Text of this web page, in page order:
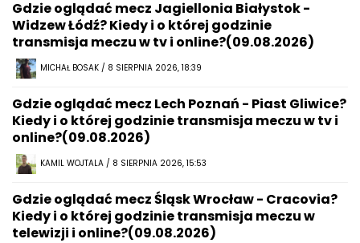
Gdzie oglądać mecz Jagiellonia Białystok -
Widzew Łódź? Kiedy i o której godzinie
transmisja meczu w tv i online?(09.08.2026)
MICHAŁ BOSAK / 8 SIERPNIA 2026, 18:39
Gdzie oglądać mecz Lech Poznań - Piast Gliwice?
Kiedy i o której godzinie transmisja meczu w tv i
online?(09.08.2026)
KAMIL WOJTALA / 8 SIERPNIA 2026, 15:53
Gdzie oglądać mecz Śląsk Wrocław - Cracovia?
Kiedy i o której godzinie transmisja meczu w
telewizji i online?(09.08.2026)